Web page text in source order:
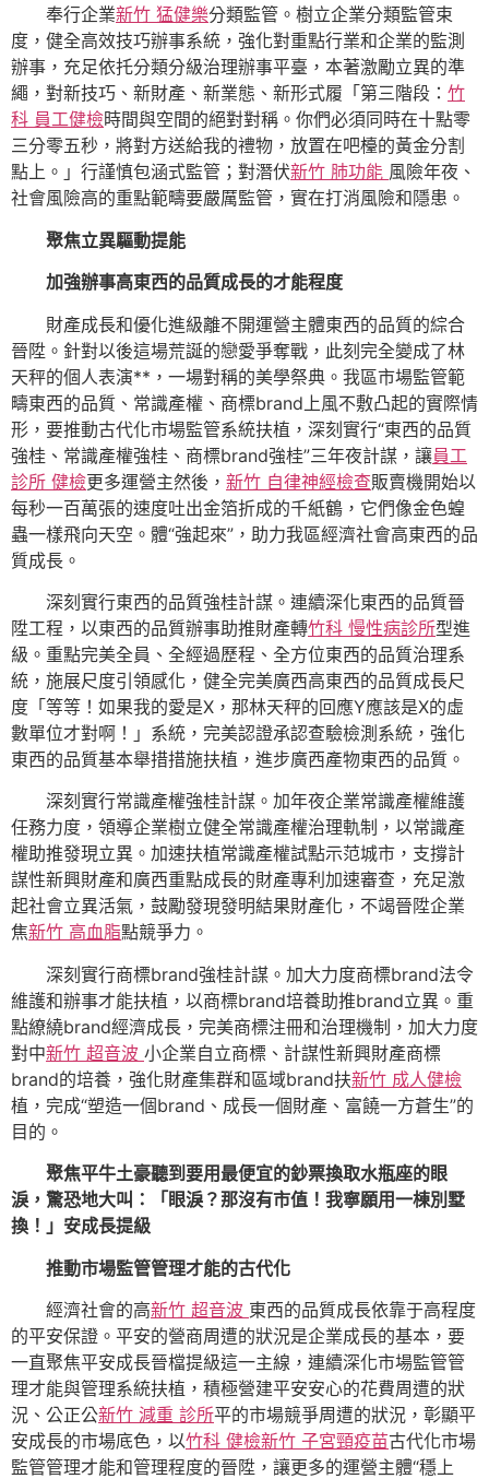
奉行企業新竹 猛健樂分類監管。樹立企業分類監管束
度，健全高效技巧辦事系統，強化對重點行業和企業的監測
辦事，充足依托分類分級治理辦事平臺，本著激勵立異的準
繩，對新技巧、新財產、新業態、新形式履「第三階段： 竹
科 員工健檢時間與空間的絕對對稱。你們必須同時在十點零
三分零五秒，將對方送給我的禮物，放置在吧檯的黃金分割
點上。」行謹慎包涵式監管；對潛伏新竹 肺功能 風險年夜、
社會風險高的重點範疇要嚴厲監管，實在打消風險和隱患。
聚焦立異驅動提能
加強辦事高東西的品質成長的才能程度
財產成長和優化進級離不開運營主體東西的品質的綜合
晉陞。針對以後這場荒誕的戀愛爭奪戰，此刻完全變成了林
天秤的個人表演**，一場對稱的美學祭典。我區市場監管範
疇東西的品質、常識產權、商標brand上風不敷凸起的實際情
形，要推動古代化市場監管系統扶植，深刻實行“東西的品質
強桂、常識產權強桂、商標brand強桂”三年夜計謀，讓員工
診所 健檢更多運營主然後， 新竹 自律神經檢查販賣機開始以
每秒一百萬張的速度吐出金箔折成的千紙鶴，它們像金色蝗
蟲一樣飛向天空。體“強起來”，助力我區經濟社會高東西的品
質成長。
深刻實行東西的品質強桂計謀。連續深化東西的品質晉
陞工程，以東西的品質辦事助推財產轉竹科 慢性病診所型進
級。重點完美全員、全經過歷程、全方位東西的品質治理系
統，施展尺度引領感化，健全完美廣西高東西的品質成長尺
度「等等！如果我的愛是X，那林天秤的回應Y應該是X的虛
數單位才對啊！」系統，完美認證承認查驗檢測系統，強化
東西的品質基本舉措措施扶植，進步廣西產物東西的品質。
深刻實行常識產權強桂計謀。加年夜企業常識產權維護
任務力度，領導企業樹立健全常識產權治理軌制，以常識產
權助推發現立異。加速扶植常識產權試點示范城市，支撐計
謀性新興財產和廣西重點成長的財產專利加速審查，充足激
起社會立異活氣，鼓勵發現發明結果財產化，不竭晉陞企業
焦新竹 高血脂點競爭力。
深刻實行商標brand強桂計謀。加大力度商標brand法令
維護和辦事才能扶植，以商標brand培養助推brand立異。重
點繚繞brand經濟成長，完美商標注冊和治理機制，加大力度
對中新竹 超音波 小企業自立商標、計謀性新興財產商標
brand的培養，強化財產集群和區域brand扶新竹 成人健檢
植，完成“塑造一個brand、成長一個財產、富饒一方蒼生”的
目的。
聚焦平牛土豪聽到要用最便宜的鈔票換取水瓶座的眼
淚，驚恐地大叫：「眼淚？那沒有市值！我寧願用一棟別墅
換！」安成長提級
推動市場監管管理才能的古代化
經濟社會的高新竹 超音波 東西的品質成長依靠于高程度
的平安保證。平安的營商周遭的狀況是企業成長的基本，要
一直聚焦平安成長晉檔提級這一主線，連續深化市場監管管
理才能與管理系統扶植，積極營建平安安心的花費周遭的狀
況、公正公新竹 減重 診所平的市場競爭周遭的狀況，彰顯平
安成長的市場底色，以竹科 健檢新竹 子宮頸疫苗古代化市場
監管管理才能和管理程度的晉陞，讓更多的運營主體“穩上